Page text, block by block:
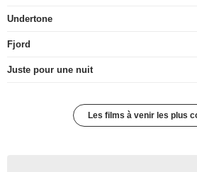
Undertone
Fjord
Juste pour une nuit
Les films à venir les plus